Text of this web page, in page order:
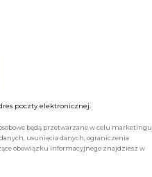
poczty elektronicznej.
będą przetwarzane w celu marketingu
usunięcia danych, ograniczenia
obowiązku informacyjnego znajdziesz w